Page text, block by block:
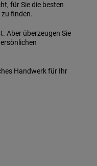
für Sie die besten
finden.
Aber überzeugen Sie
Handwerk für Ihr